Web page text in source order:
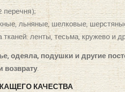
перечня);
льняные, шелковые,
ленты, тесьма, кружево и
одеяла, подушки и другие
возврату.
КАЧЕСТВА